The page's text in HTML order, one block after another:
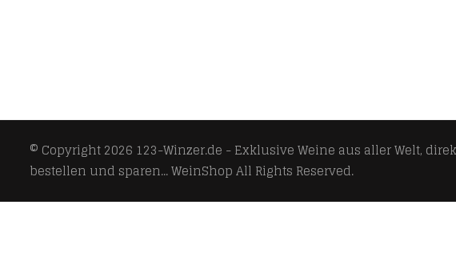
© Copyright 2026 123-Winzer.de - Exklusive Weine aus aller Welt,
bestellen und sparen... WeinShopAll Rights Reserved.